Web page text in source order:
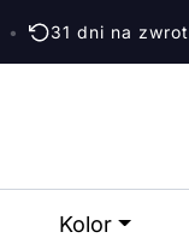
• 31 dni na zwrot
Kolor